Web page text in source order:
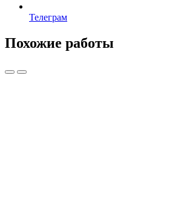
Телеграм
Похожие работы